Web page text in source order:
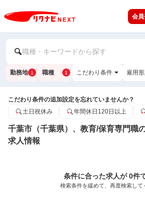
会
職種・キーワードから探す
勤務地 1 職種 1 こだわり条件 雇用
こだわり条件の追加設定を忘れていませんか？
土日祝休み
年間休日120日以上
千葉市（千葉県）、教育/保育専門職
求人情報
条件に合った求人が 0件
検索条件を緩めて、再度検索して